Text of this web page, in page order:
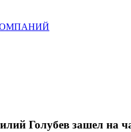
Голубев зашел на